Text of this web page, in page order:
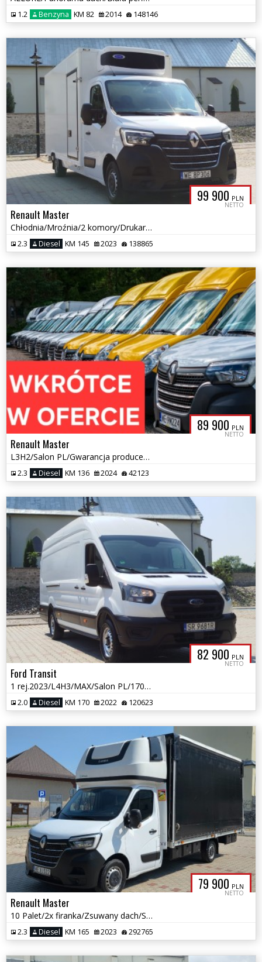
1.2 Benzyna KM 82 2014 148146
99 900 PLN
NETTO
Renault Master
Chłodnia/Mroźnia/2 komory/Drukarka/Zasilanie 230V/Salon PL/Gwarancja
2.3 Diesel KM 145 2023 138865
89 900 PLN
NETTO
Renault Master
L3H2/Salon PL/Gwarancja producenta/Tempomat/
2.3 Diesel KM 136 2024 42123
82 900 PLN
NETTO
Ford Transit
1 rej.2023/L4H3/MAX/Salon PL/170KM/Bezwypadkowy/Kamera/Gwarancja
2.0 Diesel KM 170 2022 120623
79 900 PLN
NETTO
Renault Master
10 Palet/2x firanka/Zsuwany dach/Salon PL/Pneumatyka/Gwarancja
2.3 Diesel KM 165 2023 292765